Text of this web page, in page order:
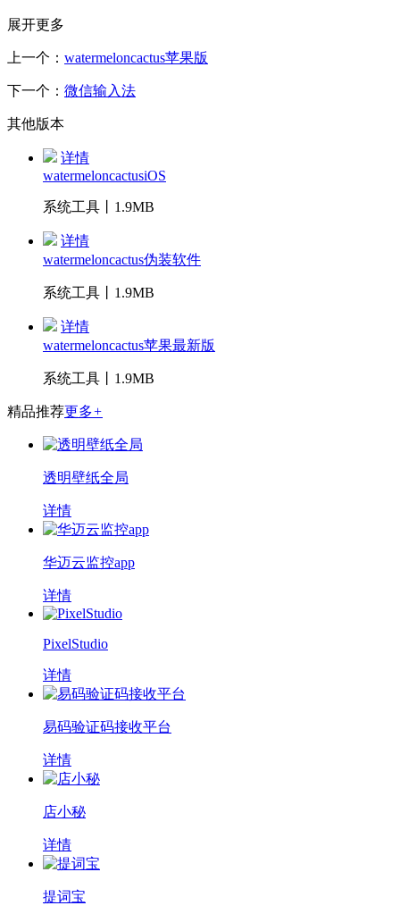
展开更多
上一个： watermeloncactus苹果版
下一个： 微信输入法
其他版本
详情
watermeloncactusiOS
系统工具丨1.9MB
详情
watermeloncactus伪装软件
系统工具丨1.9MB
详情
watermeloncactus苹果最新版
系统工具丨1.9MB
精品推荐更多+
透明壁纸全局
详情
华迈云监控app
详情
PixelStudio
详情
易码验证码接收平台
详情
店小秘
详情
提词宝